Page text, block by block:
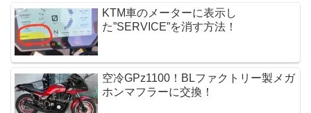
KTM車のメーターに表示し
た”SERVICE”を消す方法！
空冷GPz1100！BLファクトリー製メガ
ホンマフラーに交換！